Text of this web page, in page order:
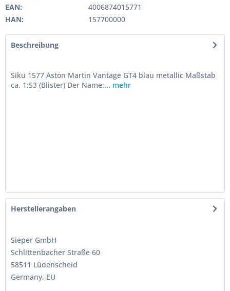
EAN:
4006874015771
HAN:
157700000
Beschreibung
Siku 1577 Aston Martin Vantage GT4 blau metallic Maßstab
ca. 1:53 (Blister) Der Name:... mehr
Herstellerangaben
Sieper GmbH
Schlittenbacher Straße 60
58511 Lüdenscheid
Germany, EU